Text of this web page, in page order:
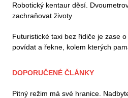
Robotický kentaur děsí.
zachraňovat životy
Futuristické taxi bez řidiče je zase
povídat a řekne, kolem kterých
DOPORUČENÉ ČLÁNKY
Pitný režim má své hranice.